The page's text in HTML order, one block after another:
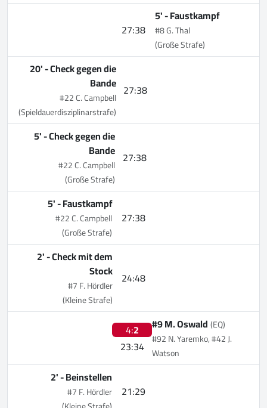
27:38
5' -Faustkampf
#8 G. Thal
(Große Strafe)
27:38
20' -Check gegen die
Bande
#22 C. Campbell
(Spieldauerdisziplinarstrafe)
27:38
5' -Check gegen die
Bande
#22 C. Campbell
(Große Strafe)
27:38
5' -Faustkampf
#22 C. Campbell
(Große Strafe)
24:48
2' -Check mit dem
Stock
#7 F. Hördler
(Kleine Strafe)
4:2
23:34
#9 M. Oswald (EQ)
#92 N. Yaremko, #42 J.
Watson
21:29
2' -Beinstellen
#7 F. Hördler